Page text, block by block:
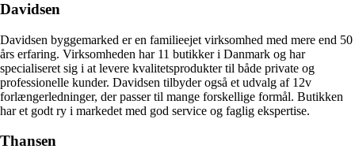
Davidsen
Davidsen byggemarked er en familieejet virksomhed med mere end 50
års erfaring. Virksomheden har 11 butikker i Danmark og har
specialiseret sig i at levere kvalitetsprodukter til både private og
professionelle kunder. Davidsen tilbyder også et udvalg af 12v
forlængerledninger, der passer til mange forskellige formål. Butikken
har et godt ry i markedet med god service og faglig ekspertise.
Thansen